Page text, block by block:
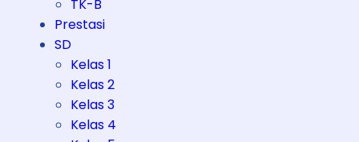
TK-B
Prestasi
SD
Kelas 1
Kelas 2
Kelas 3
Kelas 4